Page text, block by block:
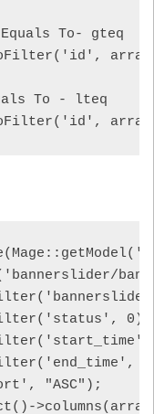
Equals To- gteq
To - lteq
0)
"ASC");